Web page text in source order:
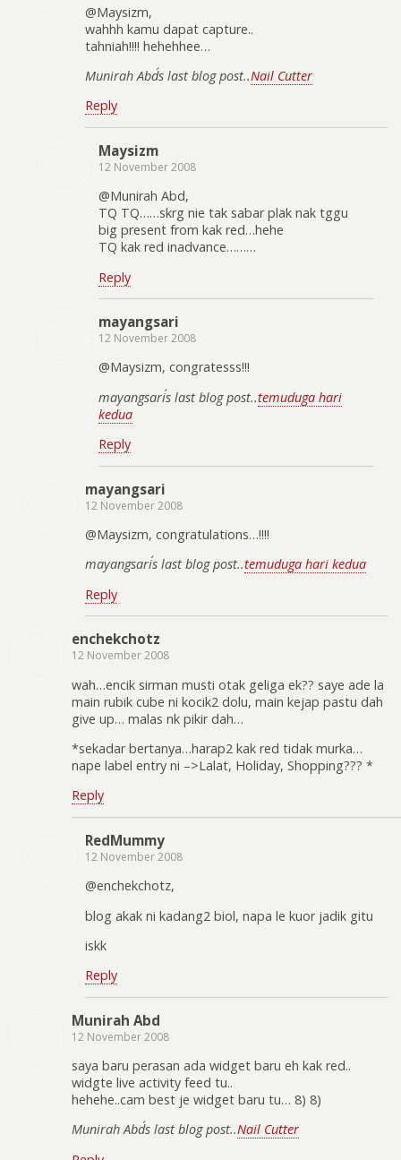
@Maysizm,
wahhh kamu dapat capture..
tahniah!!!! hehehhee…
Munirah Abd´s last blog post..Nail Cutter
Reply
Maysizm
12 November 2008
@Munirah Abd,
TQ TQ……skrg nie tak sabar plak nak tggu
big present from kak red…hehe
TQ kak red inadvance………
Reply
mayangsari
12 November 2008
@Maysizm, congratesss!!!
mayangsari´s last blog post..temuduga hari
kedua
Reply
mayangsari
12 November 2008
@Maysizm, congratulations…!!!!
mayangsari´s last blog post..temuduga hari kedua
Reply
enchekchotz
12 November 2008
wah…encik sirman musti otak geliga ek?? saye ade la
main rubik cube ni kocik2 dolu, main kejap pastu dah
give up… malas nk pikir dah…
*sekadar bertanya…harap2 kak red tidak murka…
nape label entry ni –>Lalat, Holiday, Shopping??? *
Reply
RedMummy
12 November 2008
@enchekchotz,
blog akak ni kadang2 biol, napa le kuor jadik gitu
iskk
Reply
Munirah Abd
12 November 2008
saya baru perasan ada widget baru eh kak red..
widgte live activity feed tu..
hehehe..cam best je widget baru tu… 8) 8)
Munirah Abd´s last blog post..Nail Cutter